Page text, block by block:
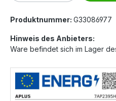
Produktnummer: G33086977
Hinweis des Anbieters:
Ware befindet sich im Lager